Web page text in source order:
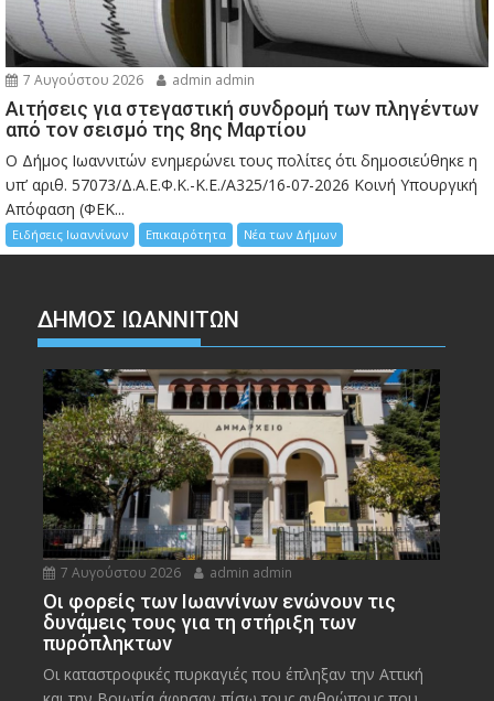
7 Αυγούστου 2026 admin admin
Αιτήσεις για στεγαστική συνδρομή των πληγέντων
από τον σεισμό της 8ης Μαρτίου
Ο Δήμος Ιωαννιτών ενημερώνει τους πολίτες ότι δημοσιεύθηκε η
υπ’ αριθ. 57073/Δ.Α.Ε.Φ.Κ.-Κ.Ε./Α325/16-07-2026 Κοινή Υπουργική
Απόφαση (ΦΕΚ...
Ειδήσεις Ιωαννίνων Επικαιρότητα Νέα των Δήμων
ΔΗΜΟΣ ΙΩΑΝΝΙΤΩΝ
7 Αυγούστου 2026 admin admin
Οι φορείς των Ιωαννίνων ενώνουν τις
δυνάμεις τους για τη στήριξη των
πυρόπληκτων
Οι καταστροφικές πυρκαγιές που έπληξαν την Αττική